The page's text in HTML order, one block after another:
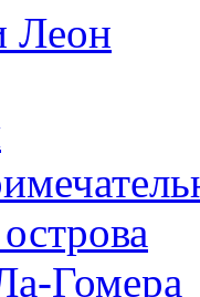
Леон
Гомера